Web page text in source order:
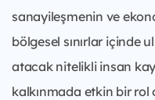
sanayileşmenin ve
bölgesel sınırlar içinde
atacak nitelikli insan
kalkınmada etkin bir rol